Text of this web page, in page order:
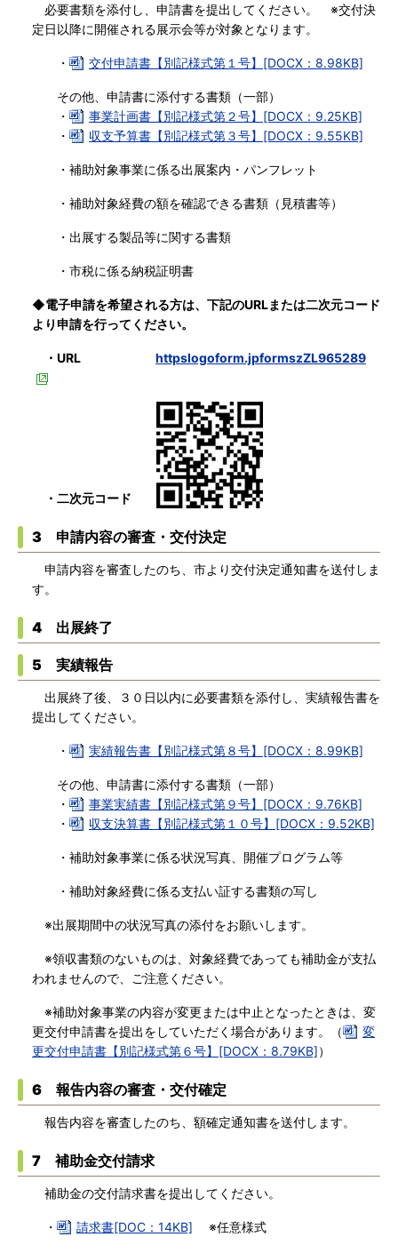
必要書類を添付し、申請書を提出してください。 ※交付決
定日以降に開催される展示会等が対象となります。
・ 交付申請書【別記様式第１号】[DOCX：8.98KB]
その他、申請書に添付する書類（一部）
・
事業計画書【別記様式第２号】[DOCX：9.25KB]
・
収支予算書【別記様式第３号】[DOCX：9.55KB]
・補助対象事業に係る出展案内・パンフレット
・補助対象経費の額を確認できる書類（見積書等）
・出展する製品等に関する書類
・市税に係る納税証明書
◆電子申請を希望される方は、下記のURLまたは二次元コード
より申請を行ってください。
・URL httpslogoform.jpformszZL965289
・二次元コード
3 申請内容の審査・交付決定
申請内容を審査したのち、市より交付決定通知書を送付しま
す。
4 出展終了
5 実績報告
出展終了後、３０日以内に必要書類を添付し、実績報告書を
提出してください。
・ 実績報告書【別記様式第８号】[DOCX：8.99KB]
その他、申請書に添付する書類（一部）
・
事業実績書【別記様式第９号】[DOCX：9.76KB]
・
収支決算書【別記様式第１０号】[DOCX：9.52KB]
・補助対象事業に係る状況写真、開催プログラム等
・補助対象経費に係る支払い証する書類の写し
※出展期間中の状況写真の添付をお願いします。
※領収書類のないものは、対象経費であっても補助金が支払
われませんので、ご注意ください。
※補助対象事業の内容が変更または中止となったときは、変
更交付申請書を提出をしていただく場合があります。（
変
更交付申請書【別記様式第６号】[DOCX：8.79KB]）
6 報告内容の審査・交付確定
報告内容を審査したのち、額確定通知書を送付します。
7 補助金交付請求
補助金の交付請求書を提出してください。
・ 請求書[DOC：14KB] ※任意様式